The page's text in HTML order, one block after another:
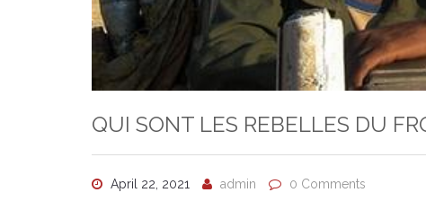
QUI SONT LES REBELLES DU
April 22, 2021 admin 0 Comments